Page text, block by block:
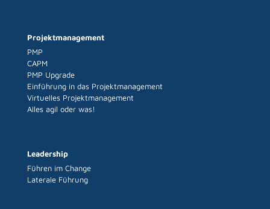
Projektmanagement
PMP
CAPM
PMP Upgrade
Einführung in das Projektmanagement
Virtuelles Projektmanagement
Alles agil oder was!
Leadership
Führen im Change
Laterale Führung